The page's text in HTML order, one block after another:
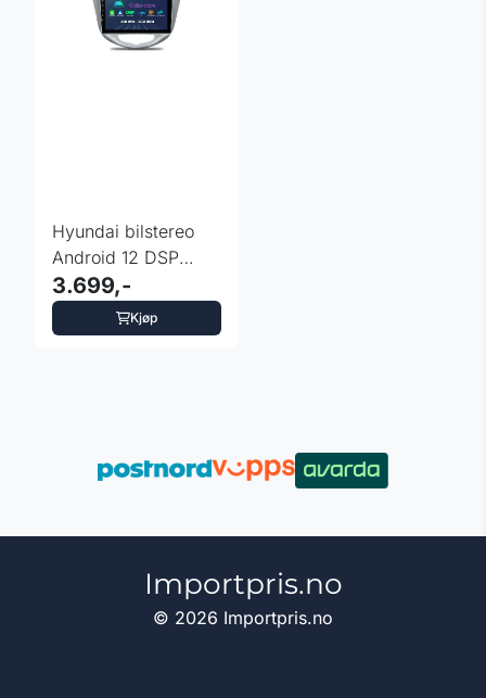
Hyundai bilstereo
Android 12 DSP
CarAutoPlay 9
tommer
3.699,-
Kjøp
Importpris.no
© 2026 Importpris.no